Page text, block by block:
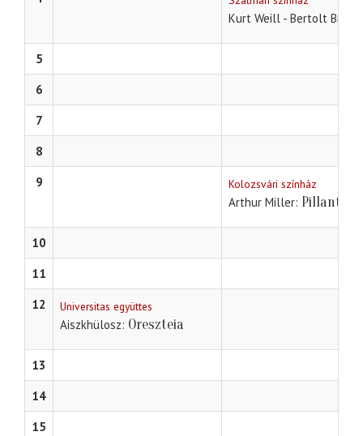
Kurt Weill - Bertolt
5
6
7
8
9
Kolozsvári színház
Arthur Miller Pillantás
10
11
12
Universitas együttes
Aiszkhülosz Oreszteia
13
14
15